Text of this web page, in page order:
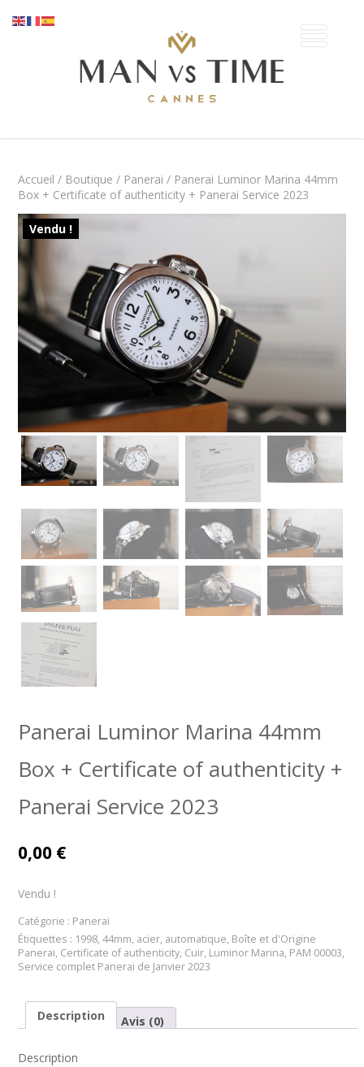
Accueil / Boutique / Panerai / Panerai Luminor Marina 44mm
Box + Certificate of authenticity + Panerai Service 2023
Vendu !
Panerai Luminor Marina 44mm
Box + Certificate of authenticity +
Panerai Service 2023
0,00 €
Vendu !
Catégorie : Panerai
Étiquettes : 1998, 44mm, acier, automatique, Boîte et d'Origine
Panerai, Certificate of authenticity, Cuir, Luminor Marina, PAM 00003,
Service complet Panerai de Janvier 2023
Description Avis (0)
Description